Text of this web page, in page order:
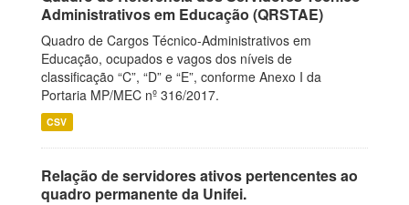
Administrativos em Educação (QRSTAE)
Quadro de Cargos Técnico-Administrativos em
Educação, ocupados e vagos dos níveis de
classificação “C”, “D” e “E”, conforme Anexo I da
Portaria MP/MEC nº 316/2017.
CSV
Relação de servidores ativos pertencentes ao
quadro permanente da Unifei.